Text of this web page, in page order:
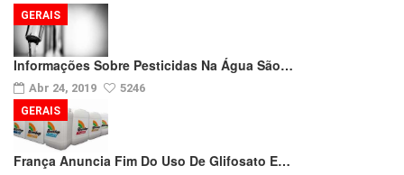
Informações Sobre Pesticidas Na Água São…
Abr 24, 2019 5246
GERAIS
França Anuncia Fim Do Uso De Glifosato E…
GERAIS